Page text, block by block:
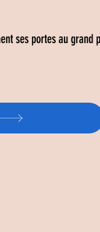
ses portes au grand